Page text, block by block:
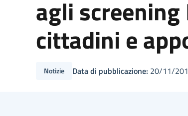
agli
cittadini e
Notizie Data di pubblicazione: 20/11/